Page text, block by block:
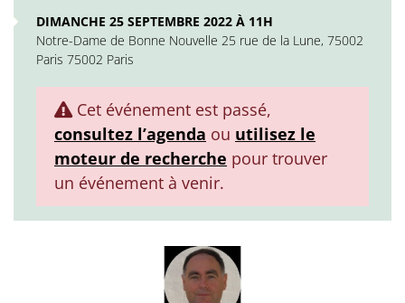
DIMANCHE 25 SEPTEMBRE 2022 À 11H
Notre-Dame de Bonne Nouvelle 25 rue de la Lune, 75002
Paris 75002 Paris
Cet événement est passé,
consultez l’agenda ou utilisez le
moteur de recherche pour trouver
un événement à venir.